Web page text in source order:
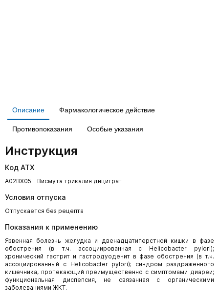
Описание Фармакологическое действие
Противопоказания Особые указания
Инструкция
Код АТХ
A02BX05 - Висмута трикалия дицитрат
Условия отпуска
Отпускается без рецепта
Показания к применению
Язвенная болезнь желудка и двенадцатиперстной кишки в фазе
обострения (в т.ч. ассоциированная с Helicobacter pylori);
хронический гастрит и гастродуоденит в фазе обострения (в т.ч.
ассоциированный с Helicobacter pylori); синдром раздраженного
кишечника, протекающий преимущественно с симптомами диареи;
функциональная диспепсия, не связанная с органическими
заболеваниями ЖКТ.